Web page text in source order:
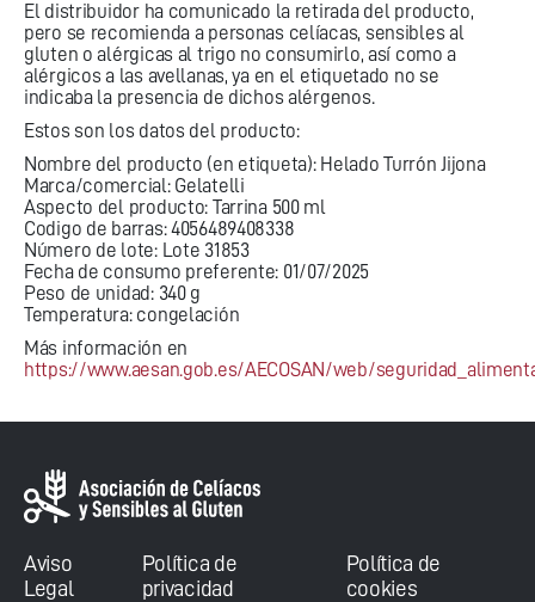
El distribuidor ha comunicado la retirada del producto,
pero se recomienda a personas celíacas, sensibles al
gluten o alérgicas al trigo no consumirlo, así como a
alérgicos a las avellanas, ya en el etiquetado no se
indicaba la presencia de dichos alérgenos.
Estos son los datos del producto:
Nombre del producto (en etiqueta): Helado Turrón Jijona
Marca/comercial: Gelatelli
Aspecto del producto: Tarrina 500 ml
Codigo de barras: 4056489408338
Número de lote: Lote 31853
Fecha de consumo preferente: 01/07/2025
Peso de unidad: 340 g
Temperatura: congelación
Más información en
https://www.aesan.gob.es/AECOSAN/web/
Aviso
Legal
Política de
privacidad
Política de
cookies